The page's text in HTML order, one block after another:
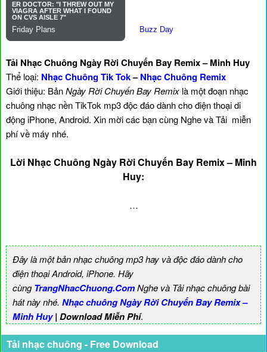
Tải Nhạc Chuông Ngày Rời Chuyến Bay Remix – Minh Huy
Thể loại: Nhạc Chuông Tik Tok–Nhạc Chuông Remix
Giới thiệu: BảnNgày Rời Chuyến Bay Remix là một đoạn nhạc
chuông nhạc nền TikTok mp3 độc đáo dành cho điện thoại di
động iPhone, Android. Xin mời các bạn cùng Nghe và Tải miễn
phí về máy nhé.
Lời Nhạc Chuông Ngày Rời Chuyến Bay Remix – Minh
Huy:
…
Đây là một bản nhạc chuông mp3 hay và độc đáo dành cho
điện thoại Android, iPhone. Hãy
cùngTrangNhacChuong.ComNghe và Tải nhạc chuông bài
hát này nhé. Nhạc chuông Ngày Rời Chuyến Bay Remix –
Minh Huy| Download Miễn Phí.
Tải nhạc chuông - Free Download